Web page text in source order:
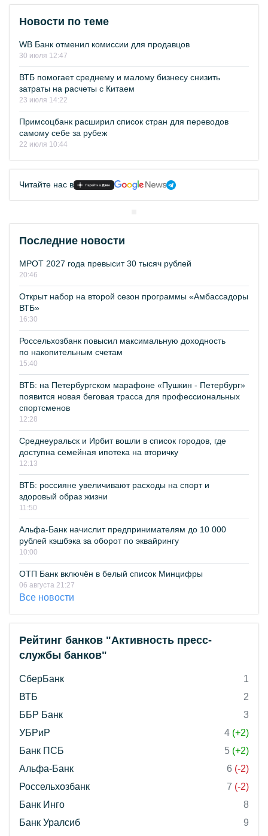
Новости по теме
WB Банк отменил комиссии для продавцов
30 июля 12:47
ВТБ помогает среднему и малому бизнесу снизить
затраты на расчеты с Китаем
23 июля 14:22
Примсоцбанк расширил список стран для переводов
самому себе за рубеж
22 июля 10:44
Читайте нас в
Последние новости
МРОТ 2027 года превысит 30 тысяч рублей
20:46
Открыт набор на второй сезон программы «Амбассадоры
ВТБ»
16:30
Россельхозбанк повысил максимальную доходность
по накопительным счетам
15:40
ВТБ: на Петербургском марафоне «Пушкин - Петербург»
появится новая беговая трасса для профессиональных
спортсменов
12:28
Среднеуральск и Ирбит вошли в список городов, где
доступна семейная ипотека на вторичку
12:13
ВТБ: россияне увеличивают расходы на спорт и
здоровый образ жизни
11:50
Альфа-Банк начислит предпринимателям до 10 000
рублей кэшбэка за оборот по эквайрингу
10:00
ОТП Банк включён в белый список Минцифры
06 августа 21:27
Все новости
Рейтинг банков "Активность пресс-
службы банков"
СберБанк
1
ВТБ
2
ББР Банк
3
УБРиР
4 (+2)
Банк ПСБ
5 (+2)
Альфа-Банк
6 (-2)
Россельхозбанк
7 (-2)
Банк Инго
8
Банк Уралсиб
9